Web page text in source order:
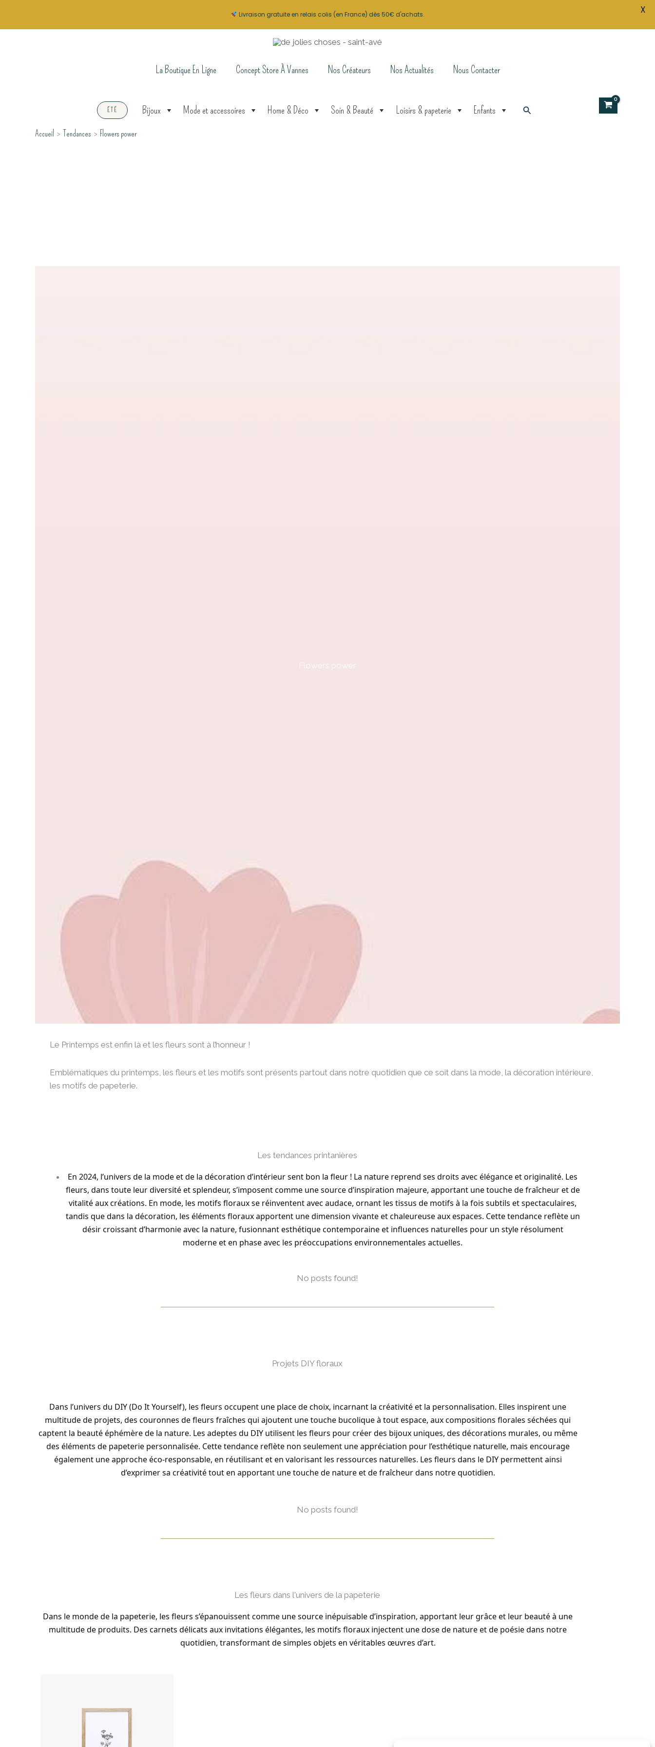
La Boutique En Ligne Concept Store À Vannes Nos Créateurs Nos Actualités Nous Contacter
ÉTÉ Bijoux Mode et accessoires Home & Déco Soin & Beauté Loisirs & papeterie Enfants Rechercher
Accueil Tendances Flowers power
Flowers power
Le Printemps est enfin là et les fleurs sont à l’honneur !
Emblématiques du printemps, les fleurs et les motifs sont présents partout dans notre quotidien que ce soit dans la mode, la décoration intérieure,
les motifs de papeterie.
Les tendances printanières
En 2024, l’univers de la mode et de la décoration d’intérieur sent bon la fleur ! La nature reprend ses droits avec élégance et originalité. Les
fleurs, dans toute leur diversité et splendeur, s’imposent comme une source d’inspiration majeure, apportant une touche de fraîcheur et de
vitalité aux créations. En mode, les motifs floraux se réinventent avec audace, ornant les tissus de motifs à la fois subtils et spectaculaires,
tandis que dans la décoration, les éléments floraux apportent une dimension vivante et chaleureuse aux espaces. Cette tendance reflète un
désir croissant d’harmonie avec la nature, fusionnant esthétique contemporaine et influences naturelles pour un style résolument
moderne et en phase avec les préoccupations environnementales actuelles.
No posts found!
Projets DIY floraux
Dans l’univers du DIY (Do It Yourself), les fleurs occupent une place de choix, incarnant la créativité et la personnalisation. Elles inspirent une
multitude de projets, des couronnes de fleurs fraîches qui ajoutent une touche bucolique à tout espace, aux compositions florales séchées qui
captent la beauté éphémère de la nature. Les adeptes du DIY utilisent les fleurs pour créer des bijoux uniques, des décorations murales, ou même
des éléments de papeterie personnalisée. Cette tendance reflète non seulement une appréciation pour l’esthétique naturelle, mais encourage
également une approche éco-responsable, en réutilisant et en valorisant les ressources naturelles. Les fleurs dans le DIY permettent ainsi
d’exprimer sa créativité tout en apportant une touche de nature et de fraîcheur dans notre quotidien.
No posts found!
Les fleurs dans l'univers de la papeterie
Dans le monde de la papeterie, les fleurs s’épanouissent comme une source inépuisable d’inspiration, apportant leur grâce et leur beauté à une
multitude de produits. Des carnets délicats aux invitations élégantes, les motifs floraux injectent une dose de nature et de poésie dans notre
quotidien, transformant de simples objets en véritables œuvres d’art.
Livraison gratuite en relais colis (en France) dès 50€ d'achats. X